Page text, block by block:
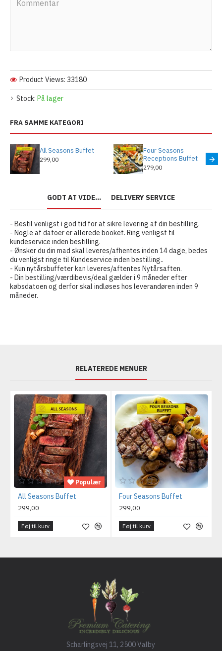
Stock: På lager
Product Views: 33180
FRA SAMME KATEGORI
All Seasons Buffet
299,00
Four Seasons
Receptions Buffet
279,00
GODT AT VIDE... DELIVERY SERVICE
- Bestil venligst i god tid for at sikre levering af din bestilling.
- Nogle af datoer er allerede booket. Ring venligst til
kundeservice inden bestilling.
- Ønsker du din mad skal leveres/afhentes inden 14 dage, bedes
du venligst ringe til Kundeservice inden bestilling..
- Kun nytårsbuffeter kan leveres/aftentes Nytårsaften.
- Din bestilling/værdibevis/deal gælder i 9 måneder efter
købsdatoen og derfor skal indløses hos leverandøren inden 9
måneder.
RELATEREDE MENUER
Populær
All Seasons Buffet
299,00
Føj til kurv
Four Seasons Buffet
299,00
Føj til kurv
Scharlingsvej 11, 2500 Valby